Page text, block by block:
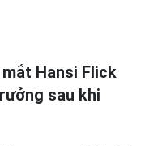
Hansi Flick
sau khi